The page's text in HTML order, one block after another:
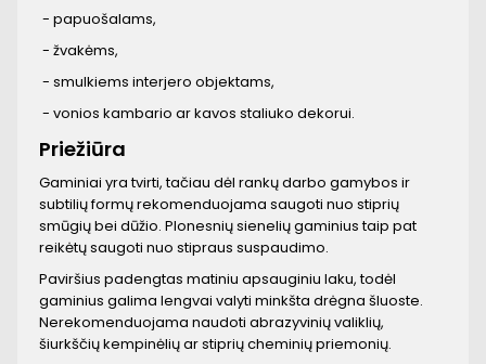
- papuošalams,
- žvakėms,
- smulkiems interjero objektams,
- vonios kambario ar kavos staliuko dekorui.
Priežiūra
Gaminiai yra tvirti, tačiau dėl rankų darbo gamybos ir
subtilių formų rekomenduojama saugoti nuo stiprių
smūgių bei dūžio. Plonesnių sienelių gaminius taip pat
reikėtų saugoti nuo stipraus suspaudimo.
Paviršius padengtas matiniu apsauginiu laku, todėl
gaminius galima lengvai valyti minkšta drėgna šluoste.
Nerekomenduojama naudoti abrazyvinių valiklių,
šiurkščių kempinėlių ar stiprių cheminių priemonių.